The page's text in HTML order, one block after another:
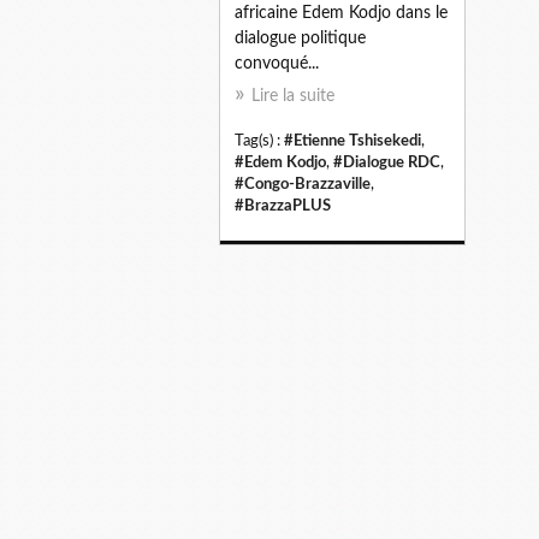
africaine Edem Kodjo dans le
dialogue politique
convoqué...
Lire la suite
Tag(s) : #Etienne Tshisekedi,
#Edem Kodjo, #Dialogue RDC,
#Congo-Brazzaville,
#BrazzaPLUS